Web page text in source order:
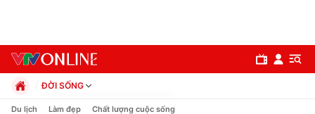
ĐỜI SỐNG
Chính trị
Du lịch Làm đẹp Chất lượng cuộc sống